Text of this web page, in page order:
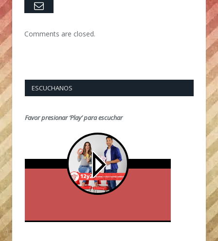
Email
Comments are closed.
ESCUCHANOS
Favor presionar ‘Play’ para escuchar